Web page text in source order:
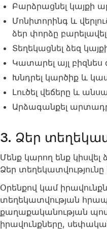
Բարձրացնել կայքի
Մոնիտորինգ և
ձեր փորձը
Տեղեկացնել ձեզ
Կատարել այլ բիզնես
Խնդրել կարծիք և
Լուծել վեճերը և
Արձագանքել
3. Ձեր
Մենք կարող ենք
Ձեր
Օրենքով կամ
տեղեկատվության
քաղաքականության
իրավունքները,